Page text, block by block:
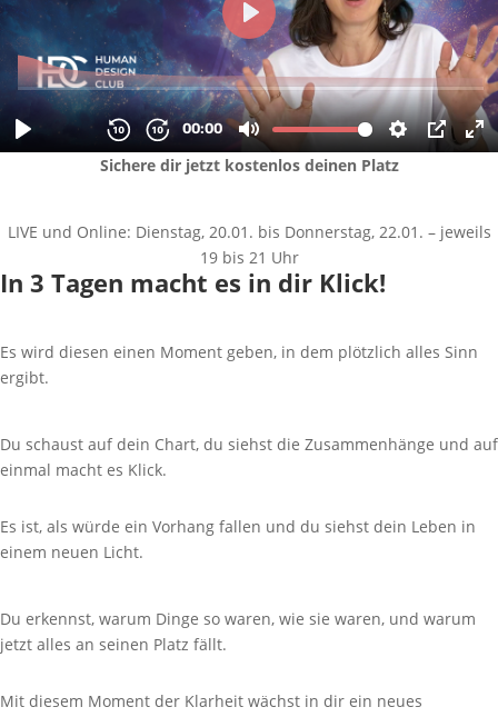
Sichere dir jetzt kostenlos deinen Platz
LIVE und Online: Dienstag, 20.01. bis Donnerstag, 22.01. – jeweils
19 bis 21 Uhr
In 3 Tagen macht es in dir Klick!
Es wird diesen einen Moment geben, in dem plötzlich alles Sinn
ergibt.
Du schaust auf dein Chart, du siehst die Zusammenhänge und auf
einmal macht es Klick.
Es ist, als würde ein Vorhang fallen und du siehst dein Leben in
einem neuen Licht.
Du erkennst, warum Dinge so waren, wie sie waren, und warum
jetzt alles an seinen Platz fällt.
Mit diesem Moment der Klarheit wächst in dir ein neues